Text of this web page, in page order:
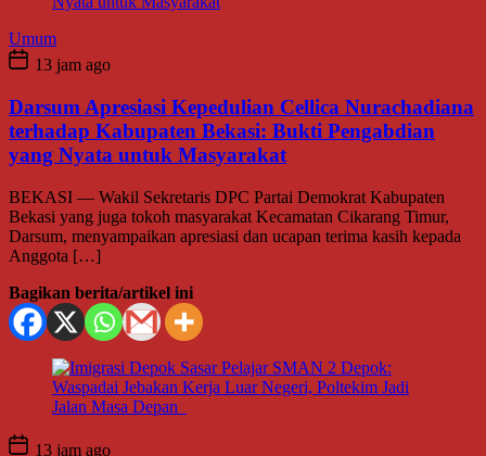
Umum
13 jam ago
Darsum Apresiasi Kepedulian Cellica Nurachadiana
terhadap Kabupaten Bekasi: Bukti Pengabdian
yang Nyata untuk Masyarakat
BEKASI — Wakil Sekretaris DPC Partai Demokrat Kabupaten
Bekasi yang juga tokoh masyarakat Kecamatan Cikarang Timur,
Darsum, menyampaikan apresiasi dan ucapan terima kasih kepada
Anggota […]
Bagikan berita/artikel ini
13 jam ago